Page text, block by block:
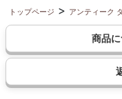
トップページ
アンティーク
商品